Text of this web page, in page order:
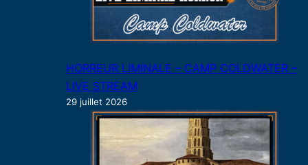
HORREUR LIMINALE – CAMP COLDWATER –
LIVE STREAM
29 juillet 2026